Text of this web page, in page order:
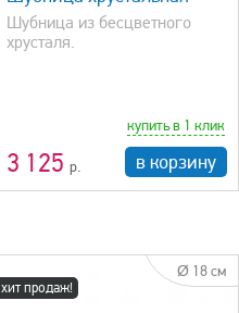
Шубница из бесцветного
хрусталя.
3 125
купить в 1 клик
в корзину
хит продаж!
Ø 18 см